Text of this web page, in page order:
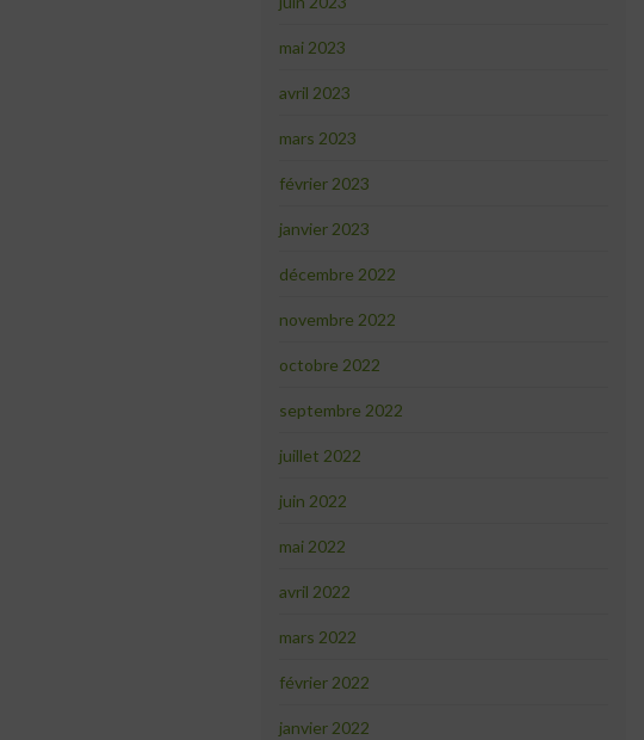
mai 2023
avril 2023
mars 2023
février 2023
janvier 2023
décembre 2022
novembre 2022
octobre 2022
septembre 2022
juillet 2022
juin 2022
mai 2022
avril 2022
mars 2022
février 2022
janvier 2022